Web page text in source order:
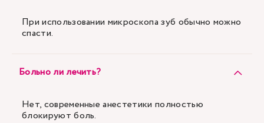
При использовании микроскопа зуб обычно можно
спасти.
Больно ли лечить?
Нет, современные анестетики полностью
блокируют боль.